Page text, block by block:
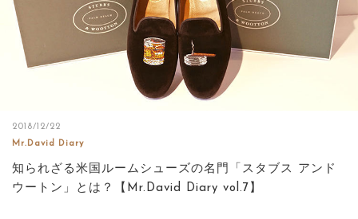
2018/12/22
Mr.David Diary
知られざる米国ルームシューズの名門「スタブス アンド
ウートン」とは？【Mr.David Diary vol.7】